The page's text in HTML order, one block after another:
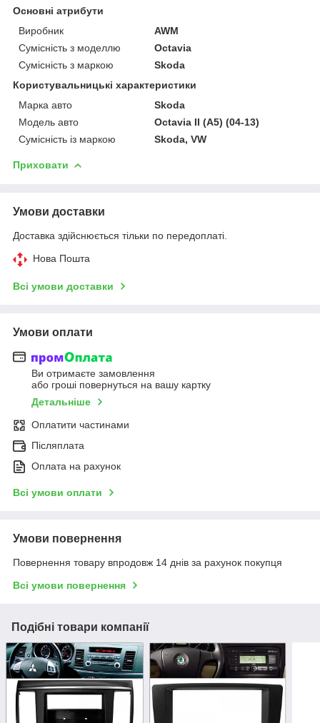
Основні атрибути
Виробник
AWM
Сумісність з моделлю
Octavia
Сумісність з маркою
Skoda
Користувальницькі характеристики
Марка авто
Skoda
Модель авто
Octavia II (A5) (04-13)
Сумісність із маркою
Skoda, VW
Приховати
Умови доставки
Доставка здійснюється тільки по передоплаті.
Нова Пошта
Всі умови доставки
Умови оплати
Ви отримаєте замовлення
або гроші повернуться на вашу картку
Детальніше
Оплатити частинами
Післяплата
Оплата на рахунок
Всі умови оплати
Умови повернення
Повернення товару впродовж 14 днів за рахунок покупця
Всі умови повернення
Подібні товари компанії